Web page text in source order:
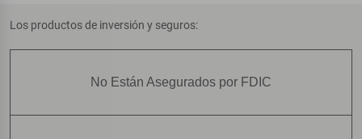
Los productos de inversión y seguros:
No Están Asegurados por FDIC